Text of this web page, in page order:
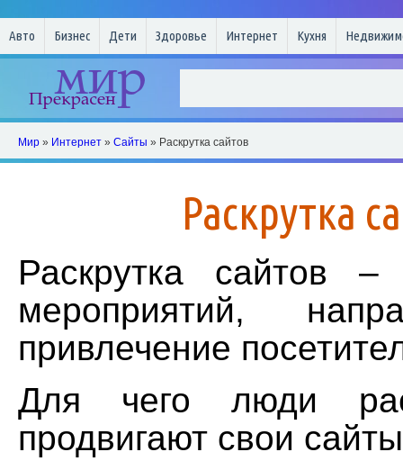
Авто Бизнес Дети Здоровье Интернет Кухня
Мир » Интернет » Сайты » Раскрутка сайтов
Раскрутка
Раскрутка сайтов –
мероприятий,
привлечение
Для чего люди
продвигают свои